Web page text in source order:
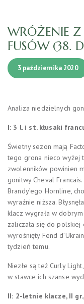
WRÓŻENIE
FUSÓW (38.
3 października 2020
Analiza niedzielnych
I: 3 l. i st. kłusaki
Świetny sezon mają
tego grona nieco wyżej
zwolenników powinien
gonitwy Cheval
Brandy’ego Hornline,
wyraźnie niższa.
klacz wygrała w
zaliczała się do
wyrośnięty Fend
tydzień temu.
Niezłe są też Curly
w stawce ich szanse
II: 2-letnie klacze, II